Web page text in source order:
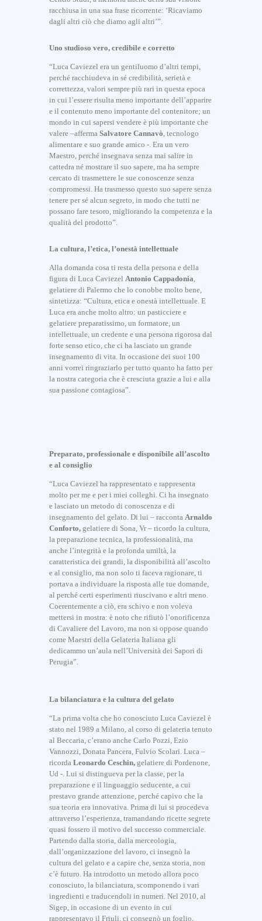
racchiusa in una sua frase ricorrente: ‘Ricaviamo
dagli altri ciò che diamo agli altri’”.
Uno studioso vero, credibile e corretto
“Luca Caviezel era un gentiluomo d’altri tempi,
perché racchiudeva in sé credibilità, serietà e
correttezza, valori sempre più rari in questa epoca
in cui l’essere risulta meno importante dell’apparire
e il contenuto meno importante del contenitore; un
mondo in cui sapersi vendere è più importante che
valere –afferma Salvatore Cannavò, tecnologo
alimentare e suo grande amico -. Era un vero
Maestro, perché insegnava senza mai salire in
cattedra né mostrare il suo sapere, ma ha sempre
cercato di trasmettere le sue conoscenze senza
compromessi. Ha trasmesso questo suo sapere senza
tenere per sé alcun segreto, in modo che tutti ne
possano fare tesoro, migliorando la competenza e la
qualità del prodotto”.
La cultura, l’etica, l’onestà intellettuale
Alla domanda cosa ti resta della persona e della
figura di Luca Caviezel Antonio Cappadonia,
gelatiere di Palermo che lo conobbe molto bene,
sintetizza: “Cultura, etica e onestà intellettuale. E
Luca era anche molto altro: un pasticciere e
gelatiere preparatissimo, un formatore, un
intellettuale, un credente e una persona rigorosa dal
forte senso etico, che ci ha lasciato un grande
insegnamento di vita. In occasione dei suoi 100
anni vorrei ringraziarlo per tutto quanto ha fatto per
la nostra categoria che è cresciuta grazie a lui e alla
sua passione contagiosa”.
Preparato, professionale e disponibile all’ascolto
e al consiglio
“Luca Caviezel ha rappresentato e rappresenta
molto per me e per i miei colleghi. Ci ha insegnato
e lasciato un metodo di conoscenza e di
insegnamento del gelato. Di lui – racconta Arnaldo
Conforto, gelatiere di Sona, Vr – ricordo la cultura,
la preparazione tecnica, la professionalità, ma
anche l’integrità e la profonda umiltà, la
caratteristica dei grandi, la disponibilità all’ascolto
e al consiglio, ma non solo ti faceva ragionare, ti
portava a individuare la risposta alle tue domande,
al perché certi esperimenti riuscivano e altri meno.
Coerentemente a ciò, era schivo e non voleva
mettersi in mostra: è noto che rifiutò l’onorificenza
di Cavaliere del Lavoro, ma non si oppose quando
come Maestri della Gelateria Italiana gli
dedicammo un’aula nell’Università dei Sapori di
Perugia”.
La bilanciatura e la cultura del gelato
“La prima volta che ho conosciuto Luca Caviezel è
stato nel 1989 a Milano, al corso di gelateria tenuto
al Beccaria, c’erano anche Carlo Pozzi, Ezio
Vannozzi, Donata Pancera, Fulvio Scolari. Luca –
ricorda Leonardo Ceschin, gelatiere di Pordenone,
Ud -. Lui si distingueva per la classe, per la
preparazione e il linguaggio seducente, a cui
prestavo grande attenzione, perché capivo che la
sua teoria era innovativa. Prima di lui si procedeva
attraverso l’esperienza, tramandando ricette segrete
quasi fossero il motivo del successo commerciale.
Partendo dalla storia, dalla merceologia,
dall’organizzazione del lavoro, ci insegnò la
cultura del gelato e a capire che, senza storia, non
c’è futuro. Ha introdotto un metodo allora poco
conosciuto, la bilanciatura, scomponendo i vari
ingredienti e traducendoli in numeri. Nel 2010, al
Sigep, in occasione di un evento in cui
rappresentavo il Friuli, ci consegnò un foglio,